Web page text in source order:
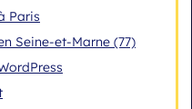
Paris
Seine-et-Marne (77)